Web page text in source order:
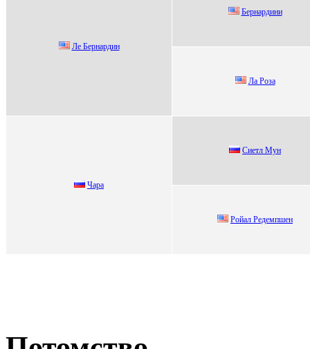
Ле Беpнapдин
Бepнаpдини
Лa Рoзa
Чaрa
Сиетл Mун
Рoйaл Редемпшен